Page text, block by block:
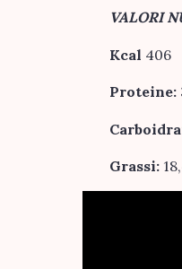
VALORI
Kcal 406
Proteine:
Grassi: